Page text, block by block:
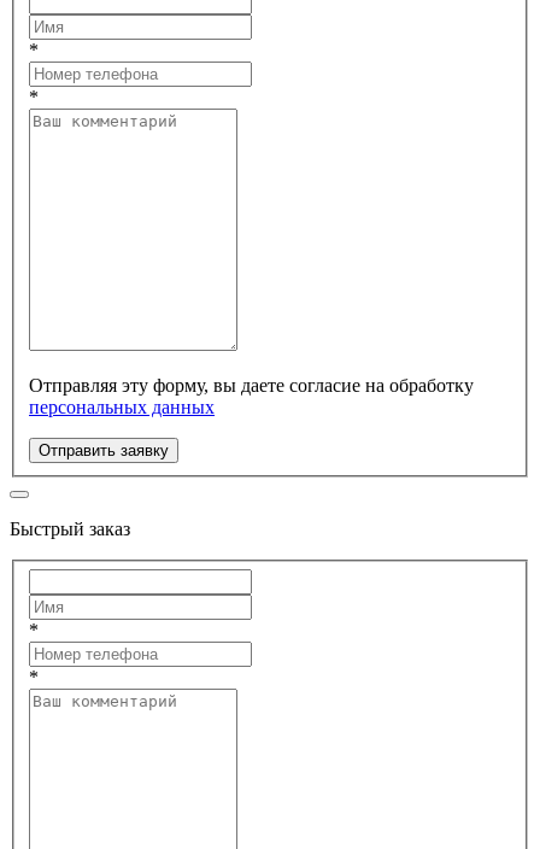
*
*
Отправляя эту форму, вы даете согласие на обработку
персональных данных
Отправить заявку
Быстрый заказ
*
*